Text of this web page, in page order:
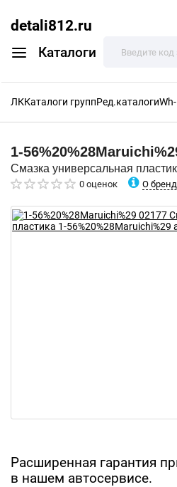
detali812.ru
Каталоги
ЛККаталоги группРед.каталоги
1-
Смазка универсальная
0 оценок О
Расширенная гарантия
в нашем автосервисе.